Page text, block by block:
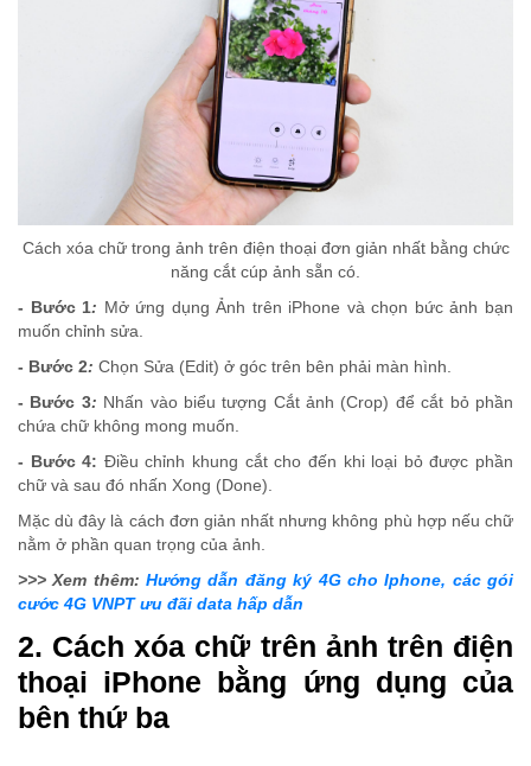
Cách xóa chữ trong ảnh trên điện thoại đơn giản nhất bằng chức
năng cắt cúp ảnh sẵn có.
- Bước 1: Mở ứng dụng Ảnh trên iPhone và chọn bức ảnh bạn
muốn chỉnh sửa.
- Bước 2: Chọn Sửa (Edit) ở góc trên bên phải màn hình.
- Bước 3: Nhấn vào biểu tượng Cắt ảnh (Crop) để cắt bỏ phần
chứa chữ không mong muốn.
- Bước 4: Điều chỉnh khung cắt cho đến khi loại bỏ được phần
chữ và sau đó nhấn Xong (Done).
Mặc dù đây là cách đơn giản nhất nhưng không phù hợp nếu chữ
nằm ở phần quan trọng của ảnh.
>>> Xem thêm:Hướng dẫn đăng ký 4G cho Iphone, các gói
cước 4G VNPT ưu đãi data hấp dẫn
2. Cách xóa chữ trên ảnh trên điện
thoại iPhone bằng ứng dụng của
bên thứ ba